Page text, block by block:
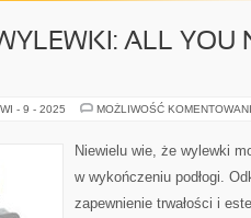
ALL YOU
- 9 - 2025 MOŻLIWOŚĆ
Niewielu wie, że wylewki
w wykończeniu podłogi.
zapewnienie trwałości i